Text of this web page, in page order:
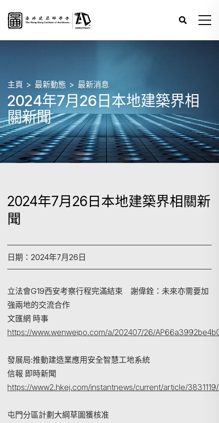
主頁 最新動態 最新消息
2024年7月26日本地建築界相
關新聞
2024年7月26日本地建築界相關新
聞
日期：2024年7月26日
立法會G19西安考察行程完滿結束 謝偉銓：未來亦需要加
強兩地的交流合作
文匯網 時事
https://www.wenweipo.com/a/202407/26/
發展局:推動建造業應用安全智慧工地系統
信報 即時新聞
https://www2.hkej.com/instantnews/current/article/3831119/
屯門分區計劃大綱草圖獲核准